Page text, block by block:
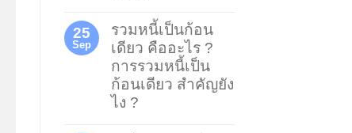
25
Sep
รวมหนี้เป็นก้อน
เดียว คืออะไร ?
การรวมหนี้เป็น
ก้อนเดียว สำคัญยัง
ไง ?